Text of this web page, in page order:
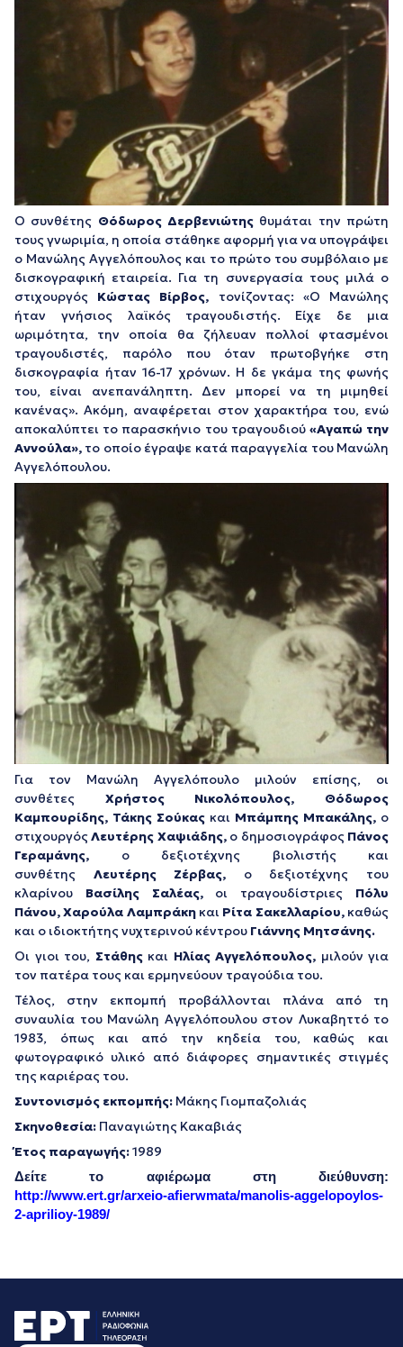
Ο συνθέτης Θόδωρος Δερβενιώτης θυμάται την πρώτη
τους γνωριμία, η οποία στάθηκε αφορμή για να υπογράψει
ο Μανώλης Αγγελόπουλος και το πρώτο του συμβόλαιο με
δισκογραφική εταιρεία. Για τη συνεργασία τους μιλά ο
στιχουργός Κώστας Βίρβος, τονίζοντας: «Ο Μανώλης
ήταν γνήσιος λαϊκός τραγουδιστής. Είχε δε μια
ωριμότητα, την οποία θα ζήλευαν πολλοί φτασμένοι
τραγουδιστές, παρόλο που όταν πρωτοβγήκε στη
δισκογραφία ήταν 16-17 χρόνων. Η δε γκάμα της φωνής
του, είναι ανεπανάληπτη. Δεν μπορεί να τη μιμηθεί
κανένας». Ακόμη, αναφέρεται στον χαρακτήρα του, ενώ
αποκαλύπτει το παρασκήνιο του τραγουδιού «Αγαπώ την
Αννούλα», το οποίο έγραψε κατά παραγγελία του Μανώλη
Αγγελόπουλου.
Για τον Μανώλη Αγγελόπουλο μιλούν επίσης, οι
συνθέτες Χρήστος Νικολόπουλος, Θόδωρος
Καμπουρίδης, Τάκης Σούκας και Μπάμπης Μπακάλης, ο
στιχουργόςΛευτέρης Χαψιάδης, ο δημοσιογράφος Πάνος
Γεραμάνης, ο δεξιοτέχνης βιολιστής και
συνθέτης Λευτέρης Ζέρβας, ο δεξιοτέχνης του
κλαρίνου Βασίλης Σαλέας,οι τραγουδίστριες Πόλυ
Πάνου,Χαρούλα Λαμπράκη και Ρίτα Σακελλαρίου, καθώς
και ο ιδιοκτήτης νυχτερινού κέντρου Γιάννης Μητσάνης.
Οι γιοι του, Στάθηςκαι Ηλίας Αγγελόπουλος, μιλούν για
τον πατέρα τους και ερμηνεύουν τραγούδια του.
Τέλος, στην εκπομπή προβάλλονται πλάνα από τη
συναυλία του Μανώλη Αγγελόπουλου στον Λυκαβηττό το
1983, όπως και από την κηδεία του, καθώς και
φωτογραφικό υλικό από διάφορες σημαντικές στιγμές
της καριέρας του.
Συντονισμός εκπομπής: Μάκης Γιομπαζολιάς
Σκηνοθεσία: Παναγιώτης Κακαβιάς
Έτος παραγωγής:1989
Δείτε το αφιέρωμα στη διεύθυνση:
http://www.ert.gr/arxeio-afierwmata/manolis-aggelopoylos-
2-aprilioy-1989/